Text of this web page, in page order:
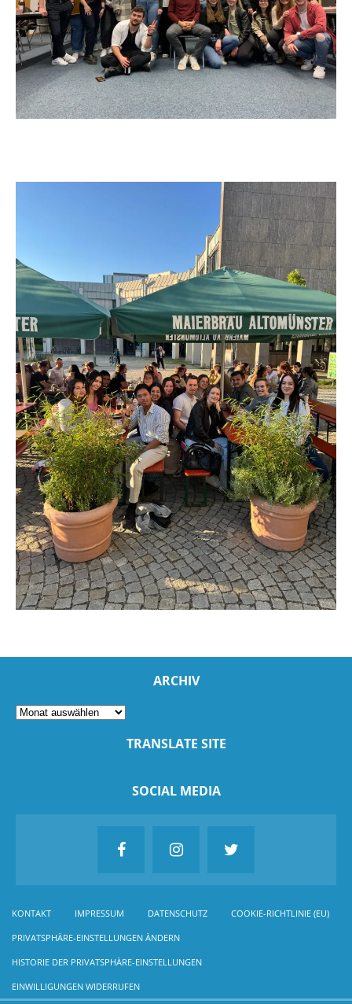
ARCHIV
TRANSLATE SITE
SOCIAL MEDIA
KONTAKT IMPRESSUM DATENSCHUTZ COOKIE-RICHTLINIE (EU)
PRIVATSPHÄRE-EINSTELLUNGEN ÄNDERN
HISTORIE DER PRIVATSPHÄRE-EINSTELLUNGEN
EINWILLIGUNGEN WIDERRUFEN